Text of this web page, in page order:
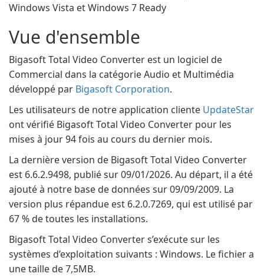
Windows Vista et Windows 7 Ready
Vue d'ensemble
Bigasoft Total Video Converter est un logiciel de
Commercial dans la catégorie Audio et Multimédia
développé par Bigasoft Corporation.
Les utilisateurs de notre application cliente UpdateStar
ont vérifié Bigasoft Total Video Converter pour les
mises à jour 94 fois au cours du dernier mois.
La dernière version de Bigasoft Total Video Converter
est 6.6.2.9498, publié sur 09/01/2026. Au départ, il a été
ajouté à notre base de données sur 09/09/2009. La
version plus répandue est 6.2.0.7269, qui est utilisé par
67 % de toutes les installations.
Bigasoft Total Video Converter s’exécute sur les
systèmes d’exploitation suivants : Windows. Le fichier a
une taille de 7,5MB.